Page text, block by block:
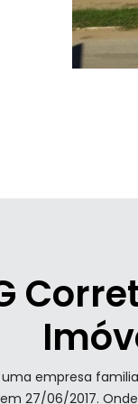
empresa
27/06/2017.